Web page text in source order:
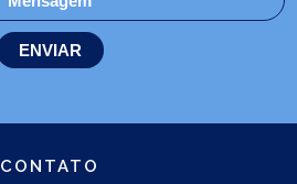
CONTATO